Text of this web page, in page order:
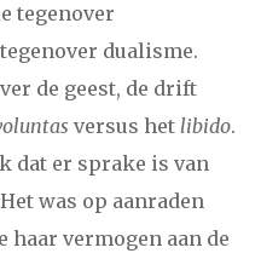
november
september oktober
tegenover
dualisme.
de geest, de drift
versus het libido.
dat er sprake is van
was op aanraden
haar vermogen aan de